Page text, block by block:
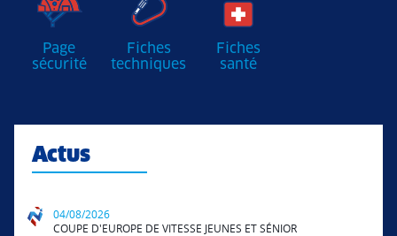
Page
sécurité
Fiches
techniques
Fiches
santé
Actus
04/08/2026
COUPE D'EUROPE DE VITESSE JEUNES ET SÉNIOR